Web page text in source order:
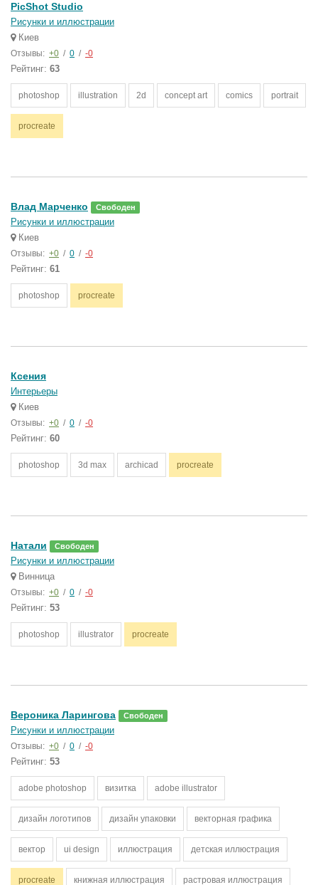
PicShot Studio
Рисунки и иллюстрации
Киев
Отзывы: +0 / 0 / -0
Рейтинг: 63
photoshop illustration 2d concept art comics portrait
procreate
Влад Марченко Свободен
Рисунки и иллюстрации
Киев
Отзывы: +0 / 0 / -0
Рейтинг: 61
photoshop procreate
Ксения
Интерьеры
Киев
Отзывы: +0 / 0 / -0
Рейтинг: 60
photoshop 3d max archicad procreate
Натали Свободен
Рисунки и иллюстрации
Винница
Отзывы: +0 / 0 / -0
Рейтинг: 53
photoshop illustrator procreate
Вероника Ларингова Свободен
Рисунки и иллюстрации
Отзывы: +0 / 0 / -0
Рейтинг: 53
adobe photoshop визитка adobe illustrator
дизайн логотипов дизайн упаковки векторная графика
вектор ui design иллюстрация детская иллюстрация
procreate книжная иллюстрация растровая иллюстрация